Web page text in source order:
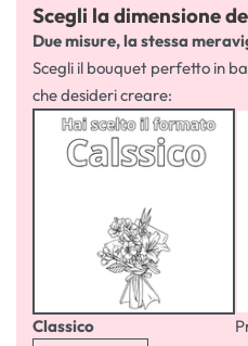
Scegli la dimensione
Due misure, la stessa
Scegli il bouquet perfetto in
che desideri creare:
Classico